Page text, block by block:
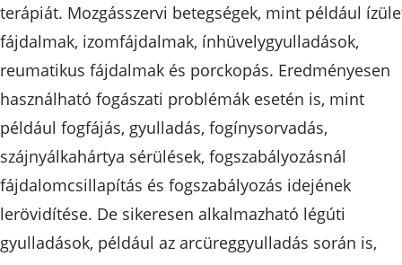
terápiát. Mozgásszervi betegségek, mint például
fájdalmak, izomfájdalmak, ínhüvelygyulladások,
reumatikus fájdalmak és porckopás. Eredményesen
használható fogászati problémák esetén is, mint
például fogfájás, gyulladás, fogínysorvadás,
szájnyálkahártya sérülések, fogszabályozásnál
fájdalomcsillapítás és fogszabályozás idejének
lerövidítése. De sikeresen alkalmazható légúti
gyulladások, például az arcüreggyulladás során is,